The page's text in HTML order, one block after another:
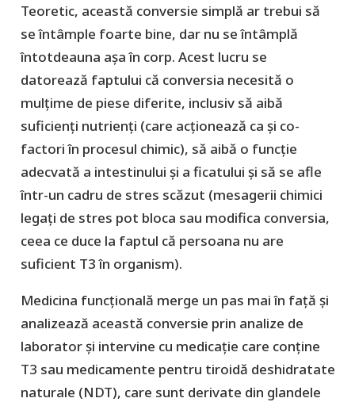
Teoretic, această conversie simplă ar trebui să
se întâmple foarte bine, dar nu se întâmplă
întotdeauna așa în corp. Acest lucru se
datorează faptului că conversia necesită o
mulțime de piese diferite, inclusiv să aibă
suficienți nutrienți (care acționează ca și co-
factori în procesul chimic), să aibă o funcție
adecvată a intestinului și a ficatului și să se afle
într-un cadru de stres scăzut (mesagerii chimici
legați de stres pot bloca sau modifica conversia,
ceea ce duce la faptul că persoana nu are
suficient T3 în organism).
Medicina funcțională merge un pas mai în față și
analizează această conversie prin analize de
laborator și intervine cu medicație care conține
T3 sau medicamente pentru tiroidă deshidratate
naturale (NDT), care sunt derivate din glandele